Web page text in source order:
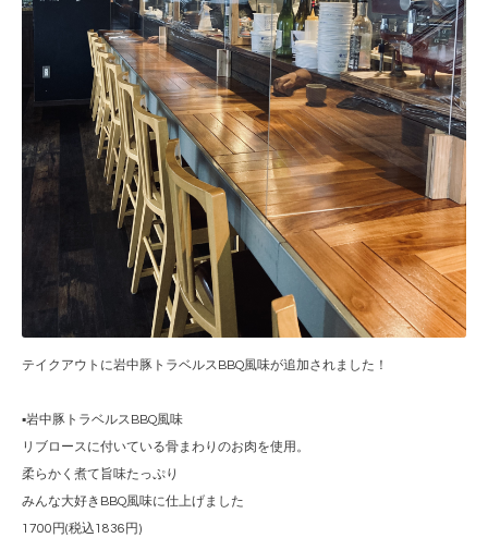
テイクアウトに岩中豚トラベルスBBQ風味が追加されました！
▪️岩中豚トラベルスBBQ風味
リブロースに付いている骨まわりのお肉を使用。
柔らかく煮て旨味たっぷり
みんな大好きBBQ風味に仕上げました
1700円(税込1836円)